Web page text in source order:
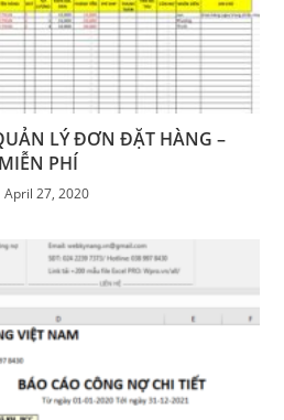
LÝ ĐƠN ĐẶT HÀNG –
MIỄN PHÍ
April 27, 2020